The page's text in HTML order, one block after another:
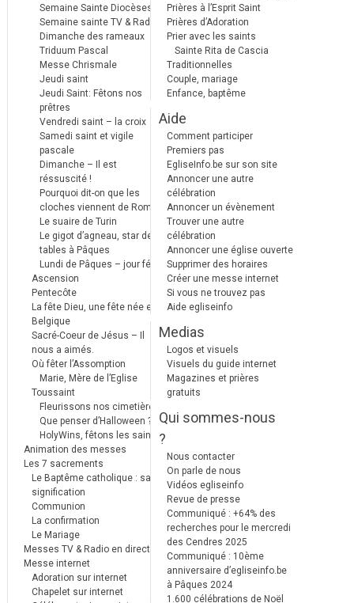
Semaine Sainte Diocèses
Semaine sainte TV & Radio
Dimanche des rameaux
Triduum Pascal
Messe Chrismale
Jeudi saint
Jeudi Saint: Fêtons nos
prêtres
Vendredi saint – la croix
Samedi saint et vigile
pascale
Dimanche – Il est
réssuscité !
Pourquoi dit-on que les
cloches viennent de Rome ?
Le suaire de Turin
Le gigot d’agneau, star des
tables à Pâques
Lundi de Pâques – jour férié
Ascension
Pentecôte
La fête Dieu, une fête née en
Belgique
Sacré-Coeur de Jésus – Il
nous a aimés.
Où fêter l’Assomption
Marie, Mère de l’Eglise
Toussaint
Fleurissons nos cimetières
Que penser d’Halloween ?
HolyWins, fêtons les saints !
Animation des messes
Les 7 sacrements
Le Baptême catholique : sa
signification
Communion
La confirmation
Le Mariage
Messes TV & Radio en direct
Messe internet
Adoration sur internet
Chapelet sur internet
Prières à l’Esprit Saint
Prières d’Adoration
Prier avec les saints
Sainte Rita de Cascia
Traditionnelles
Couple, mariage
Enfance, baptême
Aide
Comment participer
Premiers pas
EgliseInfo.be sur son site
Annoncer une autre
célébration
Annoncer un évènement
Trouver une autre
célébration
Annoncer une église ouverte
Supprimer des horaires
Créer une messe internet
Si vous ne trouvez pas
Aide egliseinfo
Medias
Logos et visuels
Visuels du guide internet
Magazines et prières
gratuits
Qui sommes-nous
?
Nous contacter
On parle de nous
Vidéos egliseinfo
Revue de presse
Communiqué : +64% des
recherches pour le mercredi
des Cendres 2025
Communiqué : 10ème
anniversaire d’egliseinfo.be
à Pâques 2024
1.600 célébrations de Noël